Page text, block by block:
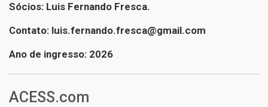
Sócios: Luis Fernando Fresca.
Contato: luis.fernando.fresca@gmail.com
Ano de ingresso: 2026
ACESS.com